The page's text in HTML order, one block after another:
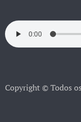
Copyright © Todos